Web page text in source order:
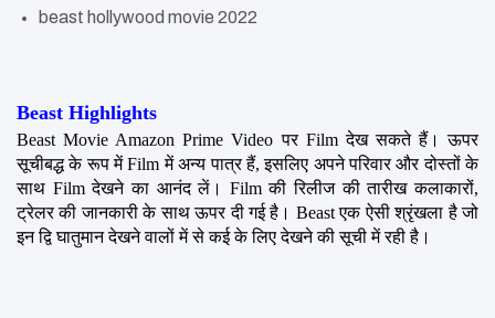
beast hollywood movie 2022
Beast Highlights
Beast Movie Amazon Prime Video पर Film देख सकते हैं। ऊपर
सूचीबद्ध के रूप में Film में अन्य पात्र हैं, इसलिए अपने परिवार और दोस्तों के
साथ Film देखने का आनंद लें। Film की रिलीज की तारीख कलाकारों,
ट्रेलर की जानकारी के साथ ऊपर दी गई है। Beast एक ऐसी श्रृंखला है जो
इन द्वि घातुमान देखने वालों में से कई के लिए देखने की सूची में रही है।